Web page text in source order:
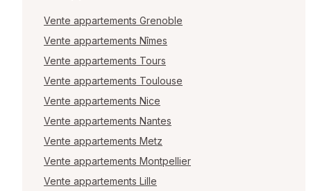
Vente appartements Grenoble
Vente appartements Nîmes
Vente appartements Tours
Vente appartements Toulouse
Vente appartements Nice
Vente appartements Nantes
Vente appartements Metz
Vente appartements Montpellier
Vente appartements Lille